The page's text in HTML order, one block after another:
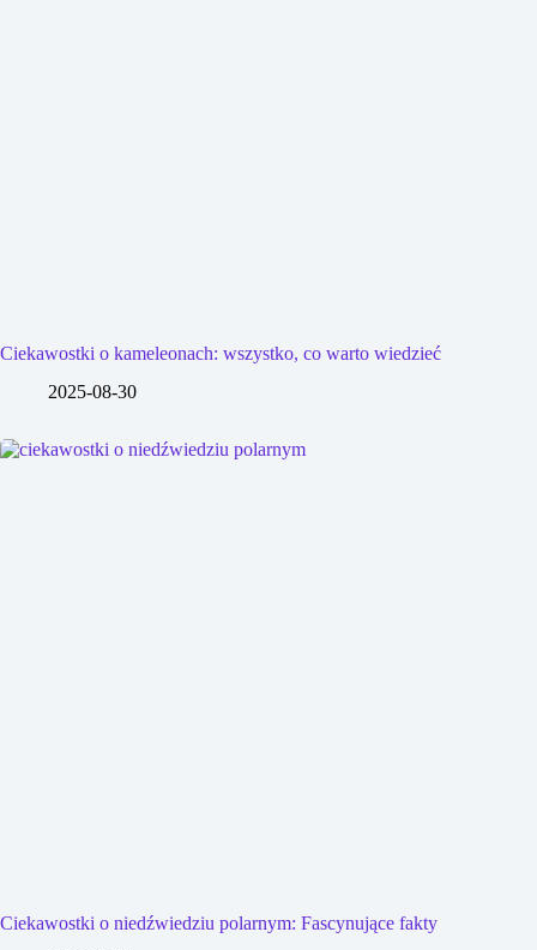
Ciekawostki o kameleonach: wszystko, co warto wiedzieć
2025-08-30
Ciekawostki o niedźwiedziu polarnym: Fascynujące fakty